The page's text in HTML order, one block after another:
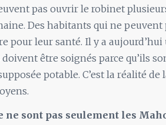
pas ouvrir le robinet
Des habitants qui ne peuvent
pour leur santé. Il y a
être soignés parce qu’ils
potable. C’est la réalité
ne sont pas seulement les